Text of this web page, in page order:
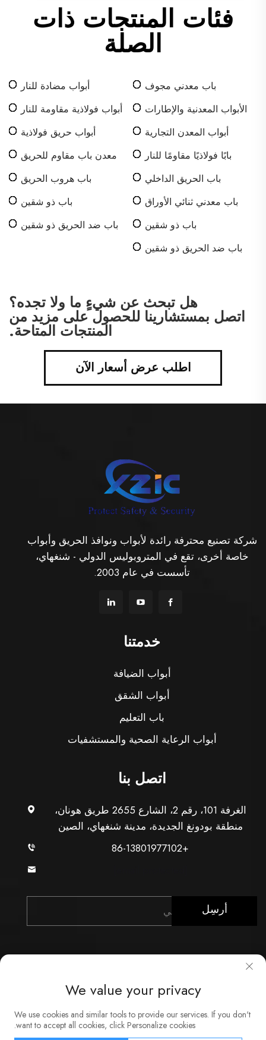
فئات المنتجات ذات
الصلة
باب معدني مجوف
أبواب مضادة للنار
الأبواب المعدنية والإطارات
أبواب فولاذية مقاومة للنار
أبواب المعدن التجارية
أبواب حريق فولاذية
بابًا فولاذيًا مقاومًا للنار
معدن باب مقاوم للحريق
باب الحريق الداخلي
باب هروب الحريق
باب معدني ثنائي الأوراق
باب ذو شقين
باب ذو شقين
باب ضد الحريق ذو شقين
باب ضد الحريق ذو شقين
هل تبحث عن شيءٍ ما ولا تجده؟
اتصل بمستشارينا للحصول على مزيد من
المنتجات المتاحة.
اطلب عرض أسعار الآن
شركة تصنيع محترفة رائدة لأبواب ونوافذ الحريق وأبواب
خاصة أخرى، تقع في المتروبوليس الدولي - شنغهاي،
تأسست في عام 2003.
خدمتنا
أبواب الضيافة
أبواب الشقق
باب التعليم
أبواب الرعاية الصحية والمستشفيات
اتصل بنا
الغرفة 101، رقم 2، الشارع 2655 طريق هونان،
منطقة بودونغ الجديدة، مدينة شنغهاي، الصين
+86-13801977102
أرسِل
حقوق النشر © شركة شنغهاي Xunzhong للصناعة المحدودة.
جميع الحقوق محفوظة
We value your privacy
We use cookies and similar tools to provide our services. If you don't
want to accept all cookies, click Personalize cookies.